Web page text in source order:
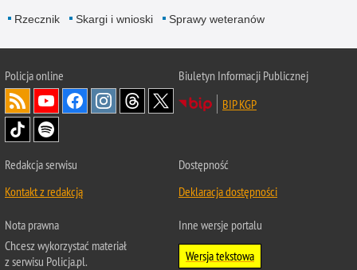
Rzecznik Skargi i wnioski Sprawy weteranów
Policjaonline
Biuletyn Informacji Publicznej
BIP KGP
Redakcja serwisu
Kontakt z redakcją
Dostępność
Deklaracja dostępności
Nota prawna
Chcesz wykorzystać materiał
z serwisu Policja.pl.
Inne wersje portalu
Wersja tekstowa